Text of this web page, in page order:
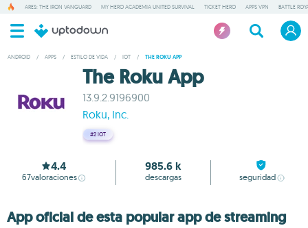
ARES: THE IRON VANGUARD MY HERO ACADEMIA UNITED SURVIVAL TICKET HERO APPS VPN BATTLE
ANDROID / APPS / ESTILO DE VIDA / IOT / THE ROKU APP
The Roku App
13.9.2.9196900
Roku, Inc.
#2 IOT
4.4
67valoraciones
985.6 k
descargas seguridad
App oficial de esta popular app de streaming